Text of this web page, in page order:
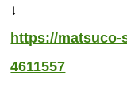
↓
https://matsuco-
4611557